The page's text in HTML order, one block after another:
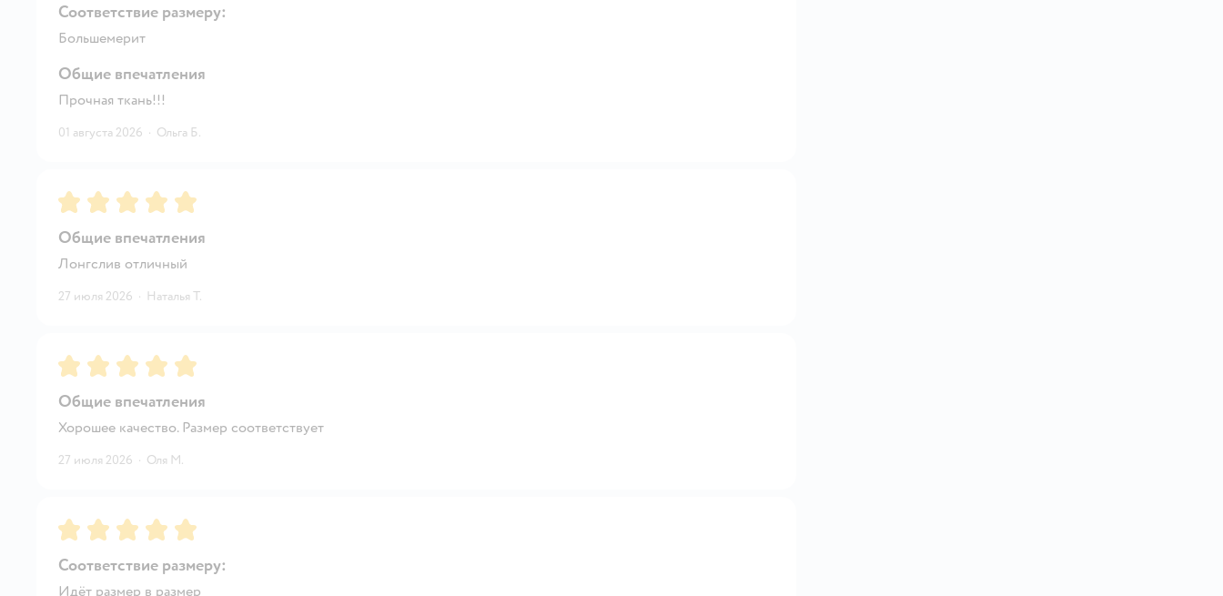
Соответствие размеру:
Большемерит
Общие впечатления
Прочная ткань!!!
01 августа 2026 · Ольга Б.
Рейтинг:5
Общие впечатления
Лонгслив отличный
27 июля 2026 · Наталья Т.
Рейтинг:5
Общие впечатления
Хорошее качество. Размер соответствует
27 июля 2026 · Оля М.
Рейтинг:5
Соответствие размеру:
Идёт размер в размер